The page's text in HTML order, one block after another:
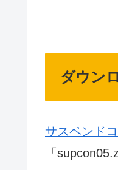
ダウン
サスペンド
「